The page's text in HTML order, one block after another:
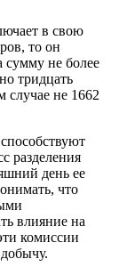
в свою
то он
сумму не более
тридцать
случае не 1662
разделения
день ее
что
влияние на
комиссии